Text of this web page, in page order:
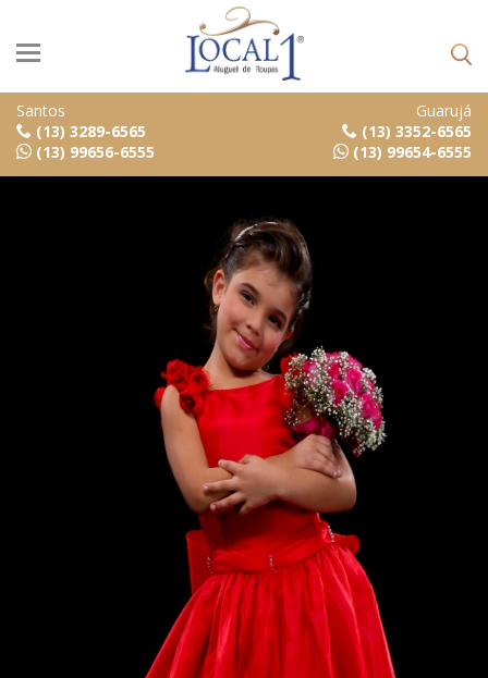
Santos
(13) 3289-6565
(13) 99656-6555
Guarujá
(13) 3352-6565
(13) 99654-6555